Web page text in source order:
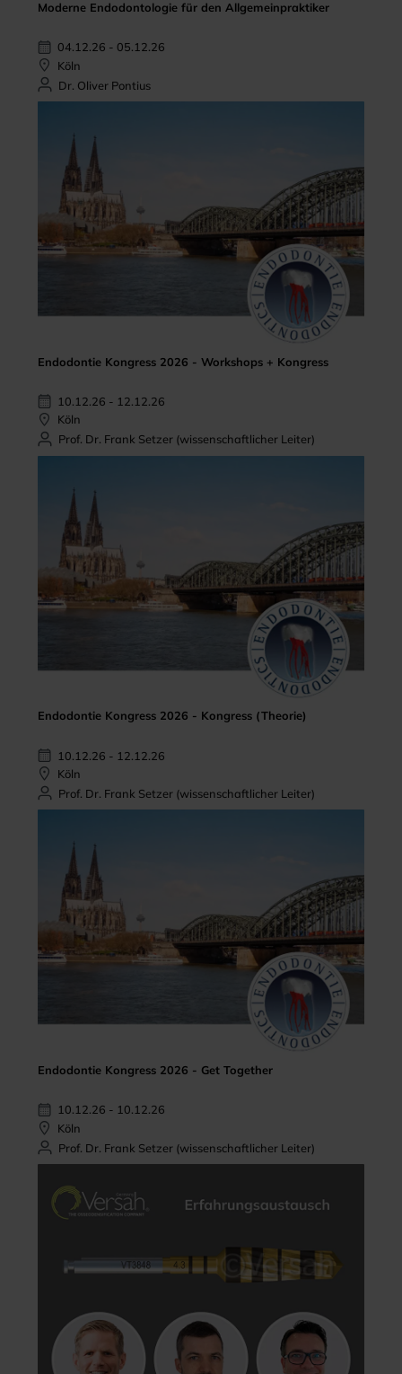
Moderne Endodontologie für den Allgemeinpraktiker
04.12.26 - 05.12.26
Köln
Dr. Oliver Pontius
Endodontie Kongress 2026 - Workshops + Kongress
10.12.26 - 12.12.26
Köln
Prof. Dr. Frank Setzer (wissenschaftlicher Leiter)
Endodontie Kongress 2026 - Kongress (Theorie)
10.12.26 - 12.12.26
Köln
Prof. Dr. Frank Setzer (wissenschaftlicher Leiter)
Endodontie Kongress 2026 - Get Together
10.12.26 - 10.12.26
Köln
Prof. Dr. Frank Setzer (wissenschaftlicher Leiter)